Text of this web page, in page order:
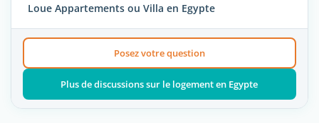
Loue Appartements ou Villa en Egypte
Posez votre question
Plus de discussions sur le logement en Egypte